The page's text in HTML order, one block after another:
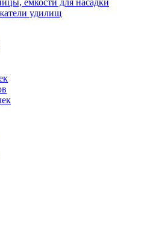
емкости для насадки
удилищ